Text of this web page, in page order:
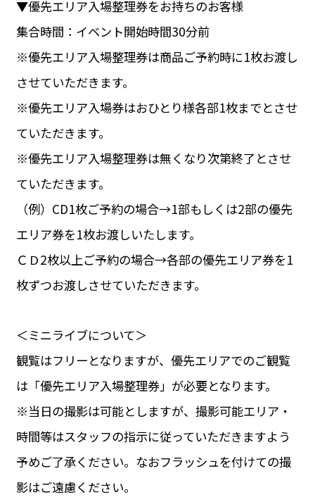
▼優先エリア入場整理券をお持ちのお客様
集合時間：イベント開始時間30分前
※優先エリア入場整理券は商品ご予約時に1枚お渡し
させていただきます。
※優先エリア入場券はおひとり様各部1枚までとさせ
ていただきます。
※優先エリア入場整理券は無くなり次第終了とさせ
ていただきます。
（例）CD1枚ご予約の場合→1部もしくは2部の優先
エリア券を1枚お渡しいたします。
ＣＤ2枚以上ご予約の場合→各部の優先エリア券を1
枚ずつお渡しさせていただきます。
＜ミニライブについて＞
観覧はフリーとなりますが、優先エリアでのご観覧
は「優先エリア入場整理券」が必要となります。
※当日の撮影は可能としますが、撮影可能エリア・
時間等はスタッフの指示に従っていただきますよう
予めご了承ください。なおフラッシュを付けての撮
影はご遠慮ください。